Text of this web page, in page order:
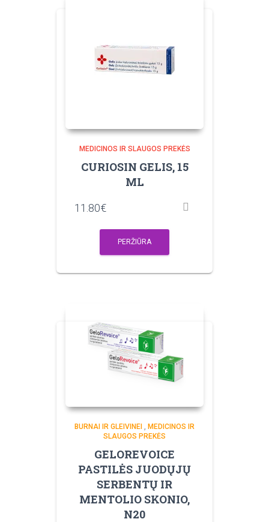
MEDICINOS IR SLAUGOS PREKĖS
CURIOSIN GELIS, 15
ML
11.80€
PERŽIŪRA
BURNAI IR GLEIVINEI , MEDICINOS IR
SLAUGOS PREKĖS
GELOREVOICE
PASTILĖS JUODŲJŲ
SERBENTŲ IR
MENTOLIO SKONIO,
N20